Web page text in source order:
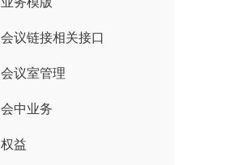
会议链接相关接口
会议室管理
会中业务
权益